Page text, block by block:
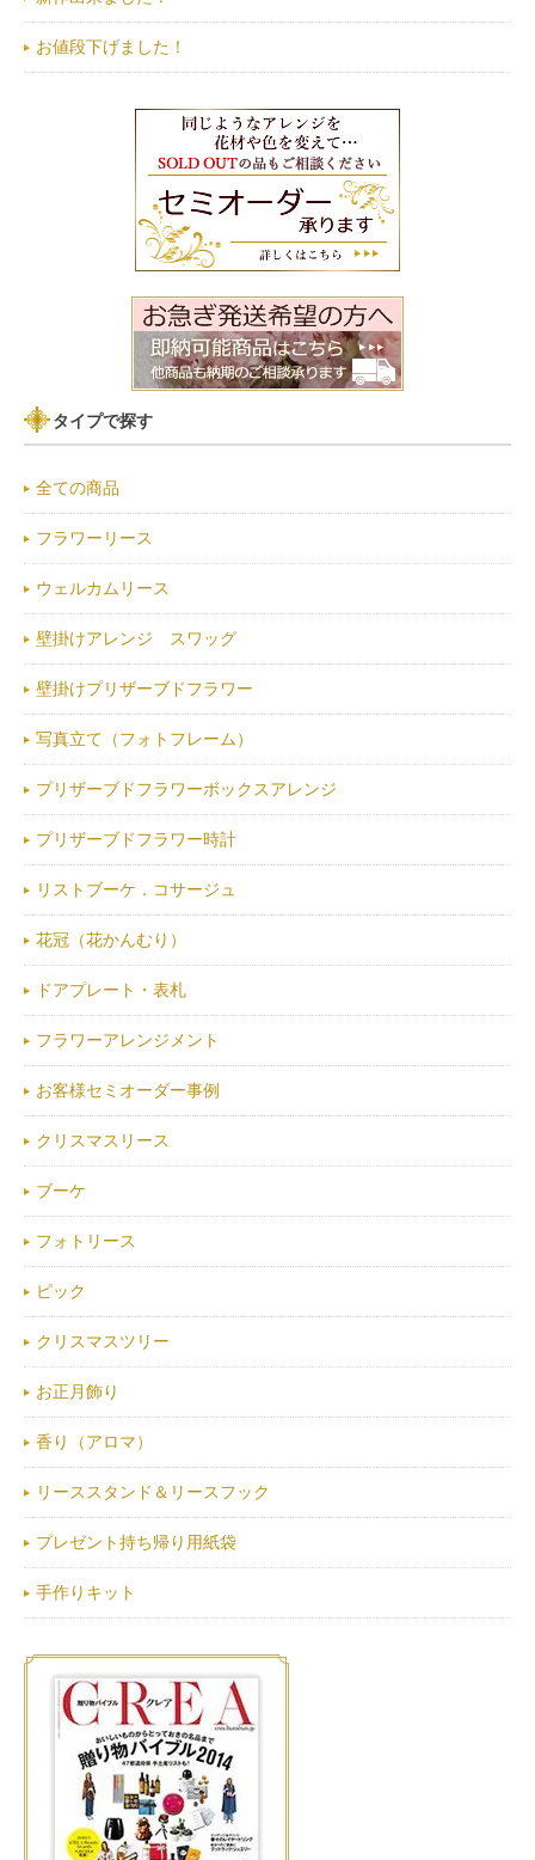
お値段下げました！
タイプで探す
全ての商品
フラワーリース
ウェルカムリース
壁掛けアレンジ スワッグ
壁掛けプリザーブドフラワー
写真立て（フォトフレーム）
プリザーブドフラワーボックスアレンジ
プリザーブドフラワー時計
リストブーケ．コサージュ
花冠（花かんむり）
ドアプレート・表札
フラワーアレンジメント
お客様セミオーダー事例
クリスマスリース
ブーケ
フォトリース
ピック
クリスマスツリー
お正月飾り
香り（アロマ）
リーススタンド＆リースフック
プレゼント持ち帰り用紙袋
手作りキット